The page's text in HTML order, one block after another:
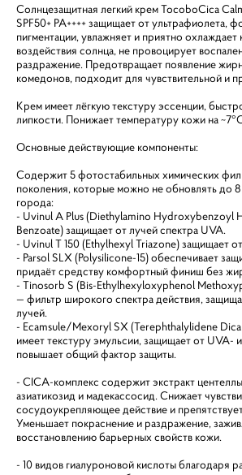
Солнцезащитная легкий крем TocoboCica
SPF50+ PA++++ защищает от ультрафиолета,
пигментации, увлажняет и приятно
воздействия солнца, не провоцирует
раздражение. Предотвращает появление
комедонов, подходит для чувствительной и
Крем имеет лёгкую текстуру эссенции,
липкости. Понижает температуру кожи на
Основные действующие компоненты:
Содержит 5 фотостабильных химических
поколения, которые можно не обновлять до 8
города:
- Uvinul A Plus (Diethylamino Hydroxybenzoyl
Benzoate) защищает от лучей спектра UVA.
- Uvinul T 150 (Ethylhexyl Triazone) защищает
- Parsol SLX (Polysilicone-15) обеспечивает
придаёт средству комфортный финиш без
- Tinosorb S (Bis-Ethylhexyloxyphenol
— фильтр широкого спектра действия,
лучей.
- Ecamsule/Mexoryl SX (Terephthalylidene
имеет текстуру эмульсии, защищает от UVA-
повышает общий фактор защиты.
- CICA-комплекс содержит экстракт
азиатикозид и мадекассосид. Снижает
сосудоукрепляющее действие и
Уменьшает покраснение и раздражение,
восстановлению барьерных свойств кожи.
- 10 видов гиалуроновой кислоты благодаря